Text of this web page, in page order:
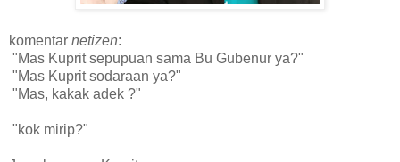
komentar netizen:
"Mas Kuprit sepupuan sama Bu Gubenur ya?"
"Mas Kuprit sodaraan ya?"
"Mas, kakak adek ?"
"kok mirip?"